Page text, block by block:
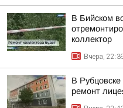
В Бийском
коллектор
Вчера,
В
ремонт